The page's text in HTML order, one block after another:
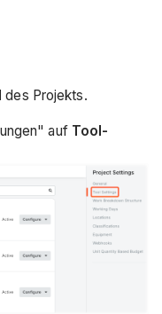
des Projekts.
auf Tool-